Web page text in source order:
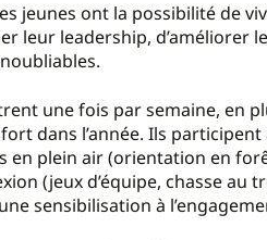
jeunes ont la possibilité de
leur leadership, d’améliorer
une fois par semaine, en
dans l’année. Ils participent
en plein air (orientation en
(jeux d’équipe, chasse
sensibilisation à